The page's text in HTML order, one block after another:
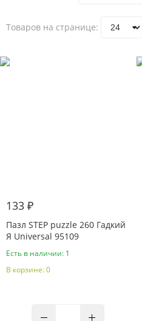
Товаров на странице:
133 ₽
Пазл STEP puzzle 260 Гадкий
Я Universal 95109
Есть в наличии: 1
В корзине: 0